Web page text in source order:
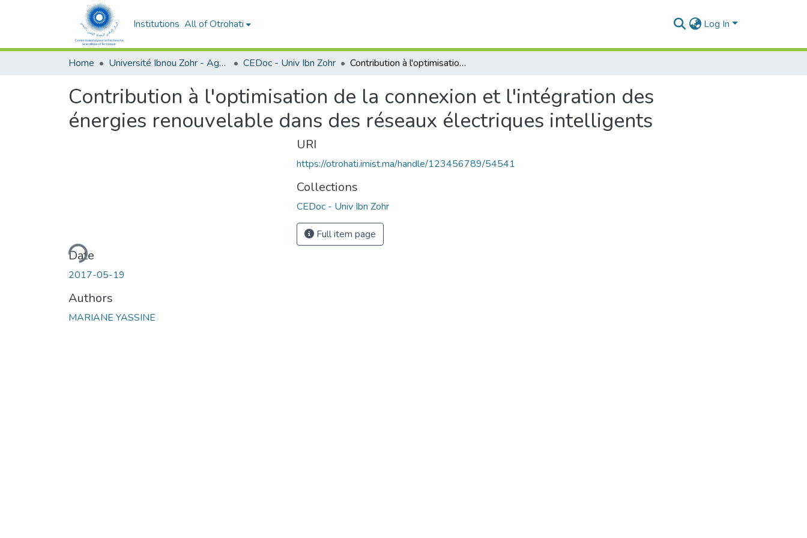
Institutions All of Otrohati Log In
Home Université Ibnou Zohr - Agadir CEDoc - Univ Ibn Zohr Contribution à l'optimisation de la connexion et l'intégration des énergies renouvelable dans des réseaux électriques intelligents
Contribution à l'optimisation de la connexion et l'intégration des
énergies renouvelable dans des réseaux électriques intelligents
Loading...
Date
2017-05-19
Authors
MARIANE YASSINE
URI
https://otrohati.imist.ma/handle/123456789/54541
Collections
CEDoc - Univ Ibn Zohr
Full item page